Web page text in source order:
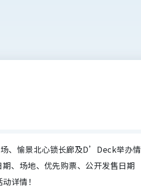
、愉景北心锁长廊及D’Deck举办情
、场地、优先购票、公开发售日期
详情！